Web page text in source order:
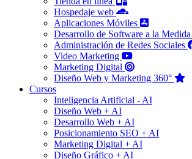
Hospedaje web
Aplicaciones Móviles
Desarrollo de Software a la Medida
Administración de Redes Sociales
Video Marketing
Marketing Digital
Diseño Web y Marketing 360°
Cursos
Inteligencia Artificial - AI
Diseño Web + AI
Desarrollo Web + AI
Posicionamiento SEO + AI
Marketing Digital + AI
Diseño Gráfico + AI